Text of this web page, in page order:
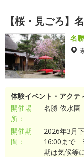
【桜・見ごろ】
名
体験イベント・アクテ
開催場
所：
名勝 依水園
開催期
間：
2026年3月
16:00まで
期は気候等